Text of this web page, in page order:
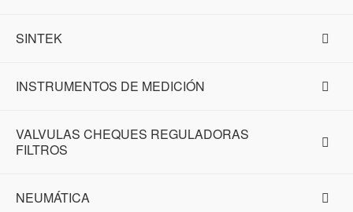
SINTEK
INSTRUMENTOS DE MEDICIÓN
VALVULAS CHEQUES REGULADORAS
FILTROS
NEUMÁTICA